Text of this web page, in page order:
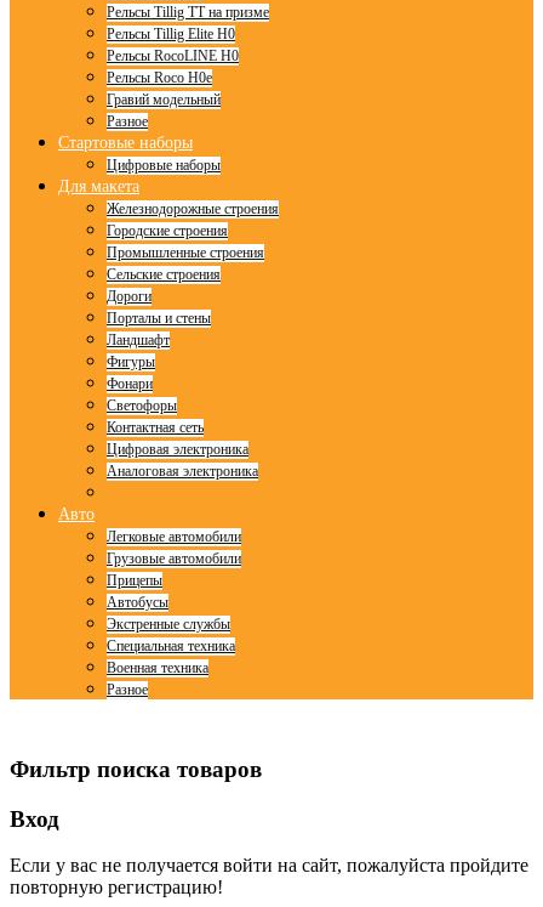
Рельсы Tillig TT на призме
Рельсы Tillig Elite H0
Рельсы RocoLINE H0
Рельсы Roco H0e
Гравий модельный
Разное
Стартовые наборы
Цифровые наборы
Для макета
Железнодорожные строения
Городские строения
Промышленные строения
Сельские строения
Дороги
Порталы и стены
Ландшафт
Фигуры
Фонари
Светофоры
Контактная сеть
Цифровая электроника
Аналоговая электроника
Авто
Легковые автомобили
Грузовые автомобили
Прицепы
Автобусы
Экстренные службы
Специальная техника
Военная техника
Разное
Фильтр поиска товаров
Вход
Если у вас не получается войти на сайт, пожалуйста пройдите
повторную регистрацию!